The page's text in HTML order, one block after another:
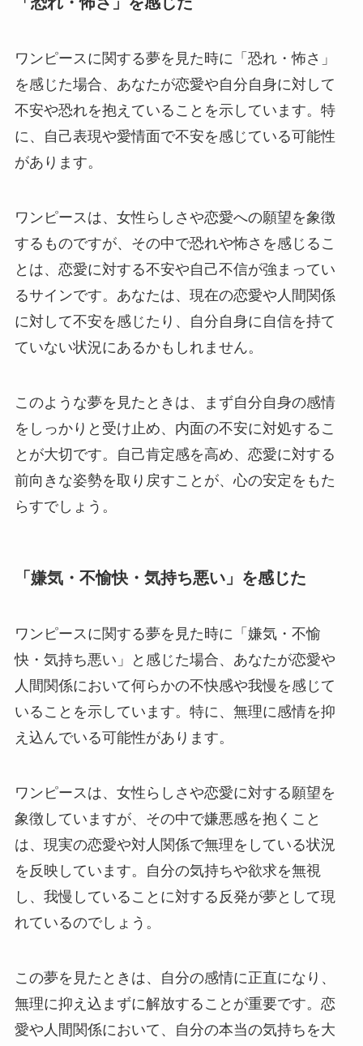
ワンピースに関する夢を見た時に「恐れ・怖さ」
を感じた場合、あなたが恋愛や自分自身に対して
不安や恐れを抱えていることを示しています。特
に、自己表現や愛情面で不安を感じている可能性
があります。
ワンピースは、女性らしさや恋愛への願望を象徴
するものですが、その中で恐れや怖さを感じるこ
とは、恋愛に対する不安や自己不信が強まってい
るサインです。あなたは、現在の恋愛や人間関係
に対して不安を感じたり、自分自身に自信を持て
ていない状況にあるかもしれません。
このような夢を見たときは、まず自分自身の感情
をしっかりと受け止め、内面の不安に対処するこ
とが大切です。自己肯定感を高め、恋愛に対する
前向きな姿勢を取り戻すことが、心の安定をもた
らすでしょう。
「嫌気・不愉快・気持ち悪い」を感じた
ワンピースに関する夢を見た時に「嫌気・不愉
快・気持ち悪い」と感じた場合、あなたが恋愛や
人間関係において何らかの不快感や我慢を感じて
いることを示しています。特に、無理に感情を抑
え込んでいる可能性があります。
ワンピースは、女性らしさや恋愛に対する願望を
象徴していますが、その中で嫌悪感を抱くこと
は、現実の恋愛や対人関係で無理をしている状況
を反映しています。自分の気持ちや欲求を無視
し、我慢していることに対する反発が夢として現
れているのでしょう。
この夢を見たときは、自分の感情に正直になり、
無理に抑え込まずに解放することが重要です。恋
愛や人間関係において、自分の本当の気持ちを大